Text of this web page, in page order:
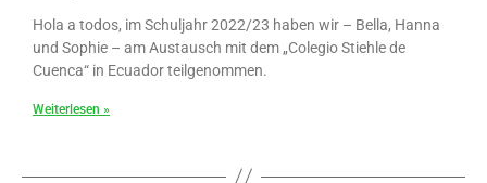
Hola a todos, im Schuljahr 2022/23 haben wir – Bella, Hanna
und Sophie – am Austausch mit dem „Colegio Stiehle de
Cuenca“ in Ecuador teilgenommen.
Weiterlesen »